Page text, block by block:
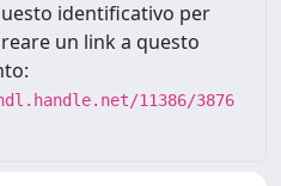
identificativo per
un link a questo
11386/3876